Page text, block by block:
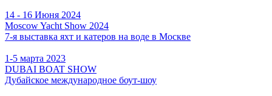
14 - 16 Июня 2024
Moscow Yacht Show 2024
7-я выставка яхт и катеров на воде в Москве
1-5 марта 2023
DUBAI BOAT SHOW
Дубайское международное боут-шоу